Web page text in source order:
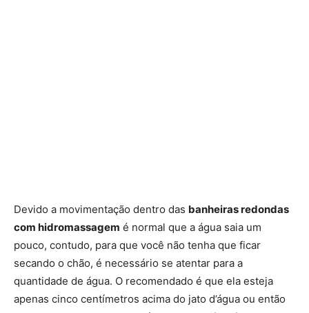
Devido a movimentação dentro das banheiras redondas
com hidromassagem é normal que a água saia um
pouco, contudo, para que você não tenha que ficar
secando o chão, é necessário se atentar para a
quantidade de água. O recomendado é que ela esteja
apenas cinco centímetros acima do jato d’água ou então